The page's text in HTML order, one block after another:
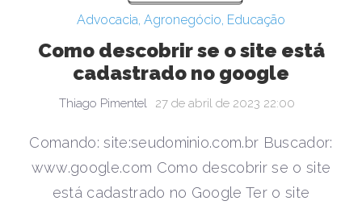
Advocacia, Agronegócio, Educação
Como descobrir se o site está
cadastrado no google
Thiago Pimentel 27 de abril de 2023 22:00
Comando: site:seudominio.com.br Buscador:
www.google.com Como descobrir se o site
está cadastrado no Google Ter o site